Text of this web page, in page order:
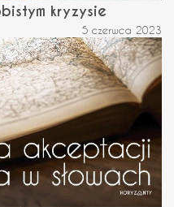
kryzysie
5 czerwca 2023